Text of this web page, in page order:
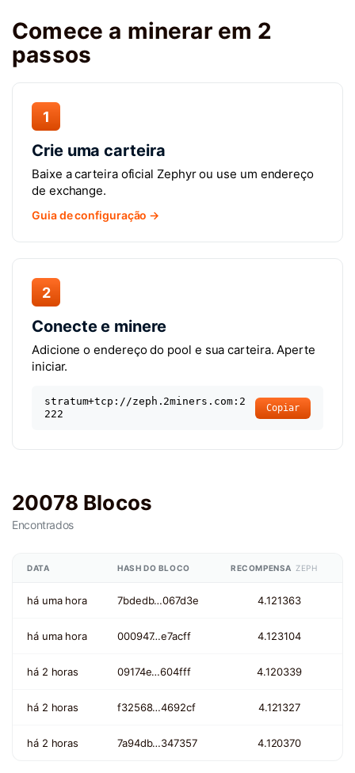
Comece a minerar em 2
passos
1
Crie uma carteira
Baixe a carteira oficial Zephyr ou use um endereço
de exchange.
Guia de configuração →
2
Conecte e minere
Adicione o endereço do pool e sua carteira. Aperte
iniciar.
stratum+tcp://zeph.2miners.com:2
222
Copiar
20078 Blocos
Encontrados
DATA HASH DO BLOCO RECOMPENSA ZEPH
há uma hora 7bdedb…067d3e 4.121363
há uma hora 000947…e7acff 4.123104
há 2 horas 09174e…604fff 4.120339
há 2 horas f32568…4692cf 4.121327
há 2 horas 7a94db…347357 4.120370